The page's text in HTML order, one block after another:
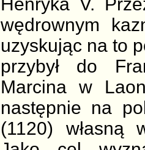
Henryka V.
wędrownym
uzyskując na to
przybył do
Marcina w
następnie na
(1120) własną